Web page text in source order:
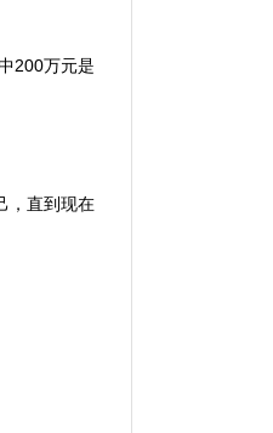
200万元是
，直到现在